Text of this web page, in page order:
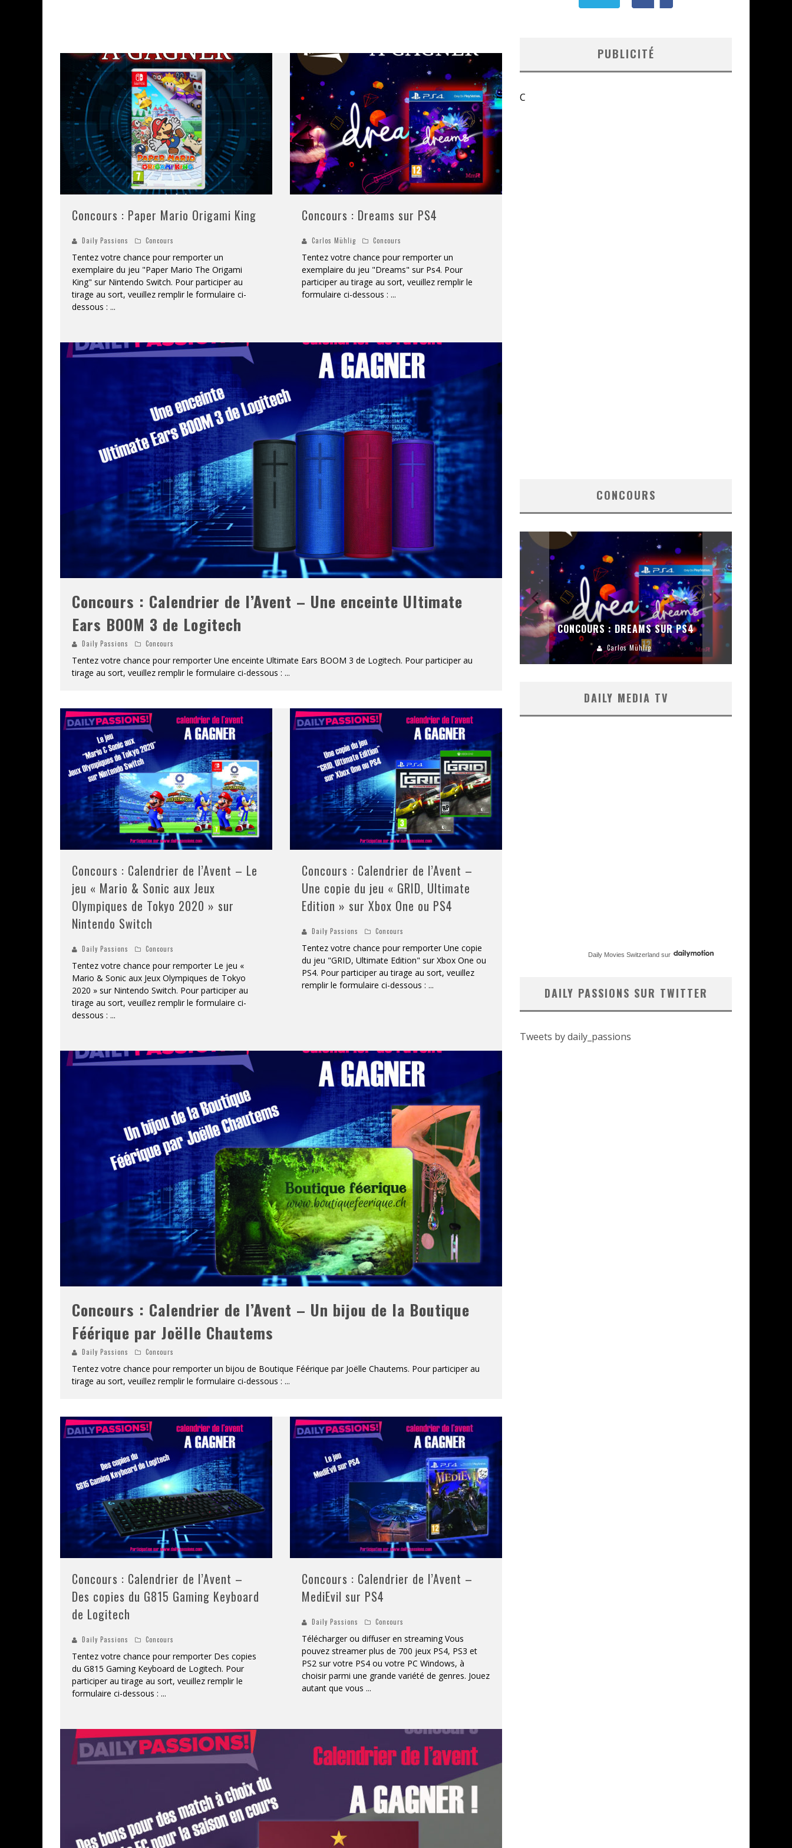
« DAMN THEM ALL » - UN DUO DE CHOC !
YOSHI AND THE MYSTERIOUS BOOK
« WOLF-MAN / INTEGRALE TOMES 1 ET 2 » - CRUELLE VENGEANCE !
Concours : Paper Mario Origami King
Daily Passions Concours
Tentez votre chance pour remporter un
exemplaire du jeu "Paper Mario The Origami
King" sur Nintendo Switch. Pour participer au
tirage au sort, veuillez remplir le formulaire ci-
dessous : ...
Concours : Dreams sur PS4
Carlos Mühlig Concours
Tentez votre chance pour remporter un
exemplaire du jeu "Dreams" sur Ps4. Pour
participer au tirage au sort, veuillez remplir le
formulaire ci-dessous : ...
Concours : Calendrier de l’Avent – Une enceinte Ultimate
Ears BOOM 3 de Logitech
Daily Passions Concours
Tentez votre chance pour remporter Une enceinte Ultimate Ears BOOM 3 de Logitech. Pour participer au
tirage au sort, veuillez remplir le formulaire ci-dessous : ...
Concours : Calendrier de l’Avent – Le
jeu « Mario & Sonic aux Jeux
Olympiques de Tokyo 2020 » sur
Nintendo Switch
Daily Passions Concours
Tentez votre chance pour remporter Le jeu «
Mario & Sonic aux Jeux Olympiques de Tokyo
2020 » sur Nintendo Switch. Pour participer au
tirage au sort, veuillez remplir le formulaire ci-
dessous : ...
Concours : Calendrier de l’Avent –
Une copie du jeu « GRID, Ultimate
Edition » sur Xbox One ou PS4
Daily Passions Concours
Tentez votre chance pour remporter Une copie
du jeu "GRID, Ultimate Edition" sur Xbox One ou
PS4. Pour participer au tirage au sort, veuillez
remplir le formulaire ci-dessous : ...
Concours : Calendrier de l’Avent – Un bijou de la Boutique
Féérique par Joëlle Chautems
Daily Passions Concours
Tentez votre chance pour remporter un bijou de Boutique Féérique par Joëlle Chautems. Pour participer au
tirage au sort, veuillez remplir le formulaire ci-dessous : ...
Concours : Calendrier de l’Avent –
Des copies du G815 Gaming Keyboard
de Logitech
Daily Passions Concours
Tentez votre chance pour remporter Des copies
du G815 Gaming Keyboard de Logitech. Pour
participer au tirage au sort, veuillez remplir le
formulaire ci-dessous : ...
Concours : Calendrier de l’Avent –
MediEvil sur PS4
Daily Passions Concours
Télécharger ou diffuser en streaming Vous
pouvez streamer plus de 700 jeux PS4, PS3 et
PS2 sur votre PS4 ou votre PC Windows, à
choisir parmi une grande variété de genres. Jouez
autant que vous ...
PUBLICITÉ
C
CONCOURS
CONCOURS : CALENDRIER DE L’AVENT – UNE
COPIE DU JEU « GRID, ULTIMATE EDITION »
SUR XBOX ONE OU PS4
CONCOURS : DREAMS SUR PS4
Carlos Mühlig
DAILY MEDIA TV
Daily Movies Switzerland sur
DAILY PASSIONS SUR TWITTER
Tweets by daily_passions